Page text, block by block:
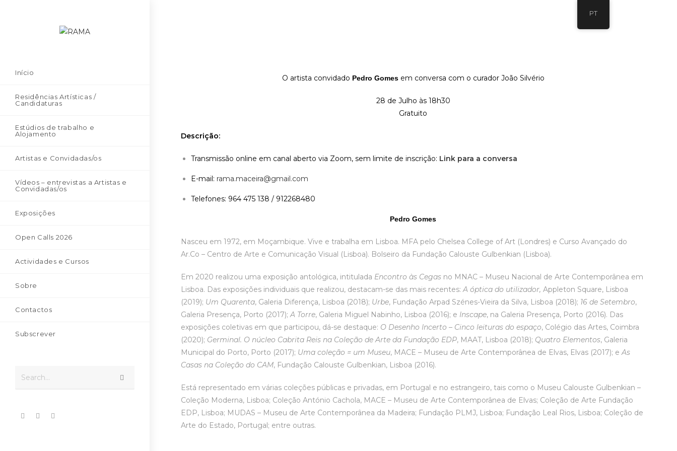
Início
Residências Artísticas /
Candidaturas
Estúdios de trabalho e
Alojamento
Artistas e Convidadas/os
Vídeos – entrevistas a Artistas e
Convidadas/os
Exposições
Open Calls 2026
Actividades e Cursos
Sobre
Contactos
Subscrever
Search...
O artista convidado Pedro Gomesem conversa com o curador João Silvério
28 de Julho às 18h30
Gratuito
Descrição:
Transmissão online em canal aberto via Zoom, sem limite de inscrição: Link para a conversa
E-mail: rama.maceira@gmail.com
Telefones: 964 475 138 / 912268480
Pedro Gomes
Nasceu em 1972, em Moçambique. Vive e trabalha em Lisboa. MFA pelo Chelsea College of Art (Londres) e Curso Avançado do
Ar.Co – Centro de Arte e Comunicação Visual (Lisboa). Bolseiro da Fundação Calouste Gulbenkian (Lisboa).
Em 2020 realizou uma exposição antológica, intitulada Encontro às Cegas no MNAC – Museu Nacional de Arte Contemporânea em
Lisboa. Das exposições individuais que realizou, destacam-se das mais recentes:A óptica do utilizador, Appleton Square, Lisboa
(2019); Um Quarenta, Galeria Diferença, Lisboa (2018); Urbe, Fundação Arpad Szénes-Vieira da Silva, Lisboa (2018); 16 de Setembro,
Galeria Presença, Porto (2017);A Torre, Galeria Miguel Nabinho, Lisboa (2016); e Inscape, na Galeria Presença, Porto (2016). Das
exposições coletivas em que participou, dá-se destaque: O Desenho Incerto – Cinco leituras do espaço, Colégio das Artes, Coimbra
(2020); Germinal. O núcleo Cabrita Reis na Coleção de Arte da Fundação EDP, MAAT, Lisboa (2018); Quatro Elementos, Galeria
Municipal do Porto, Porto (2017); Uma coleção = um Museu, MACE – Museu de Arte Contemporânea de Elvas, Elvas (2017); eAs
Casas na Coleção do CAM, Fundação Calouste Gulbenkian, Lisboa (2016).
Está representado em várias coleções públicas e privadas, em Portugal e no estrangeiro, tais como o Museu Calouste Gulbenkian –
Coleção Moderna, Lisboa; Coleção António Cachola, MACE – Museu de Arte Contemporânea de Elvas; Coleção de Arte Fundação
EDP, Lisboa; MUDAS – Museu de Arte Contemporânea da Madeira; Fundação PLMJ, Lisboa; Fundação Leal Rios, Lisboa; Coleção de
Arte do Estado, Portugal; entre outras.
PT